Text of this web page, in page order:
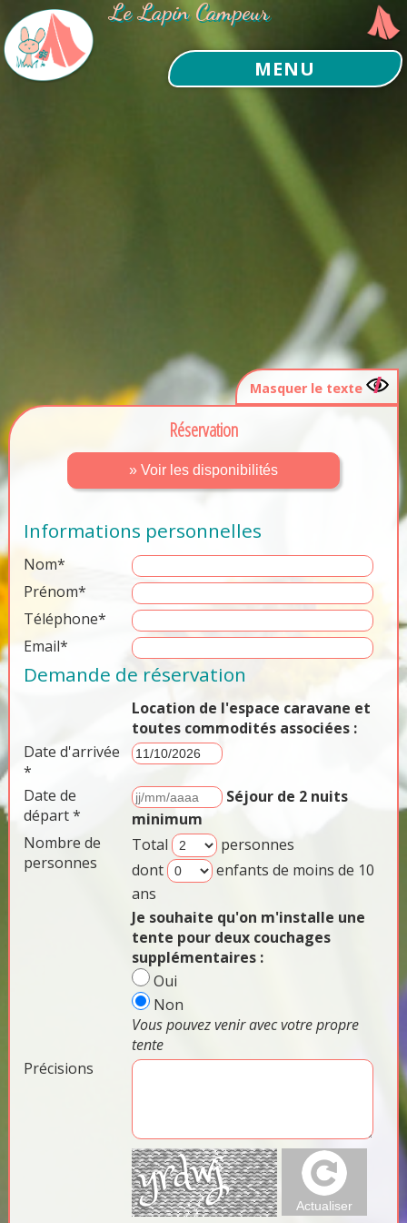
Le Lapin Campeur
MENU
Masquer le texte
Réservation
» Voir les disponibilités
Informations personnelles
Nom*
Prénom*
Téléphone*
Email*
Demande de réservation
Location de l'espace caravane et
toutes commodités associées :
Date d'arrivée
*
Date de
départ *
Séjour de 2 nuits
minimum
Nombre de
personnes
Total
personnes
dont
enfants de moins de 10
ans
Je souhaite qu'on m'installe une
tente pour deux couchages
supplémentaires :
Oui
Non
Vous pouvez venir avec votre propre
tente
Précisions